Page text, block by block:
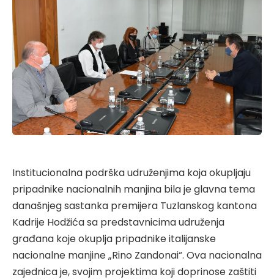
Institucionalna podrška udruženjima koja okupljaju
pripadnike nacionalnih manjina bila je glavna tema
današnjeg sastanka premijera Tuzlanskog kantona
Kadrije Hodžića sa predstavnicima udruženja
građana koje okuplja pripadnike italijanske
nacionalne manjine „Rino Zandonai“. Ova nacionalna
zajednica je, svojim projektima koji doprinose zaštiti